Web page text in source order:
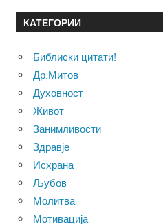
КАТЕГОРИИ
Библиски цитати!
Др.Митов
Духовност
Живот
Занимливости
Здравје
Исхрана
Љубов
Молитва
Мотивација